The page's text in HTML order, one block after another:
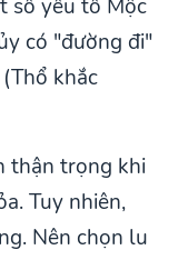
số yếu tố Mộc
có "đường đi"
khắc
thận trọng khi
Tuy nhiên,
Nên chọn lu